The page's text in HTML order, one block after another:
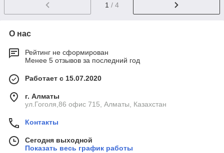
1 / 4
О нас
Рейтинг не сформирован
Менее 5 отзывов за последний год
Работает с 15.07.2020
г. Алматы
ул.Гоголя,86 офис 715, Алматы, Казахстан
Контакты
Сегодня выходной
Показать весь график работы